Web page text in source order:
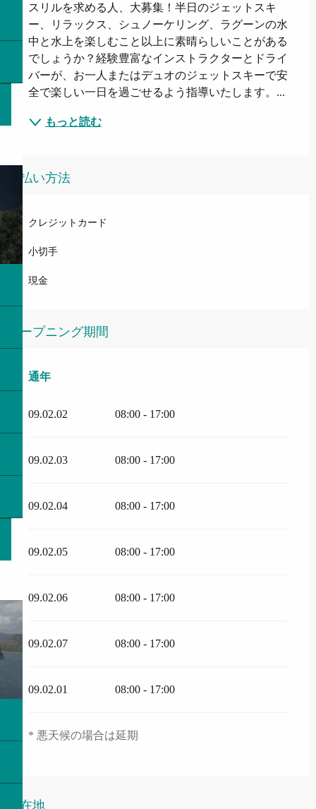
スリルを求める人、大募集！半日のジェットスキ
ー、リラックス、シュノーケリング、ラグーンの水
中と水上を楽しむこと以上に素晴らしいことがある
でしょうか？経験豊富なインストラクターとドライ
バーが、お一人またはデュオのジェットスキーで安
全で楽しい一日を過ごせるよう指導いたします。...
もっと読む
支払い方法
クレジットカード
小切手
現金
オープニング期間
通年
通年
09.02.02 08:00 - 17:00
09.02.03 08:00 - 17:00
09.02.04 08:00 - 17:00
09.02.05 08:00 - 17:00
09.02.06 08:00 - 17:00
09.02.07 08:00 - 17:00
09.02.01 08:00 - 17:00
* 悪天候の場合は延期
所在地